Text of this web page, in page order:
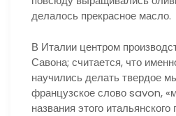
делалось прекрасное масло.
В Италии центром
Савона; считается, что
научились делать твердое
французское слово savon,
названия этого итальянского